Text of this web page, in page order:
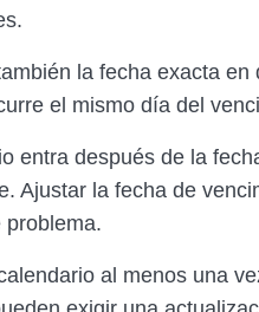
la fecha exacta
el mismo día del
entra después de la
Ajustar la fecha de
problema.
al menos una